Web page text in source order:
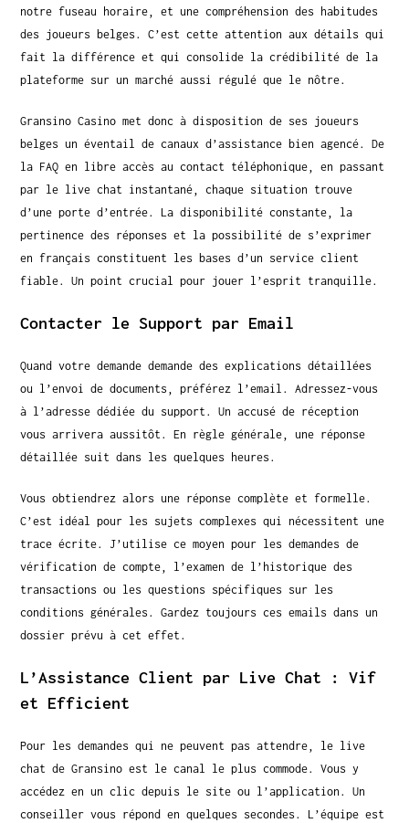
notre fuseau horaire, et une compréhension des habitudes
des joueurs belges. C’est cette attention aux détails qui
fait la différence et qui consolide la crédibilité de la
plateforme sur un marché aussi régulé que le nôtre.
Gransino Casino met donc à disposition de ses joueurs
belges un éventail de canaux d’assistance bien agencé. De
la FAQ en libre accès au contact téléphonique, en passant
par le live chat instantané, chaque situation trouve
d’une porte d’entrée. La disponibilité constante, la
pertinence des réponses et la possibilité de s’exprimer
en français constituent les bases d’un service client
fiable. Un point crucial pour jouer l’esprit tranquille.
Contacter le Support par Email
Quand votre demande demande des explications détaillées
ou l’envoi de documents, préférez l’email. Adressez-vous
à l’adresse dédiée du support. Un accusé de réception
vous arrivera aussitôt. En règle générale, une réponse
détaillée suit dans les quelques heures.
Vous obtiendrez alors une réponse complète et formelle.
C’est idéal pour les sujets complexes qui nécessitent une
trace écrite. J’utilise ce moyen pour les demandes de
vérification de compte, l’examen de l’historique des
transactions ou les questions spécifiques sur les
conditions générales. Gardez toujours ces emails dans un
dossier prévu à cet effet.
L’Assistance Client par Live Chat : Vif
et Efficient
Pour les demandes qui ne peuvent pas attendre, le live
chat de Gransino est le canal le plus commode. Vous y
accédez en un clic depuis le site ou l’application. Un
conseiller vous répond en quelques secondes. L’équipe est